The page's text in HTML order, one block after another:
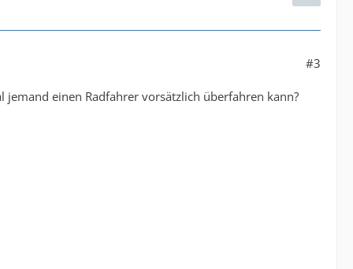
#3
einen Radfahrer vorsätzlich überfahren kann?